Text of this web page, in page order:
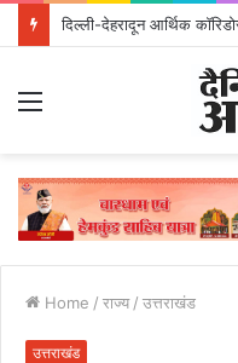
Home / राज्य / उत्तराखंड
उत्तराखंड